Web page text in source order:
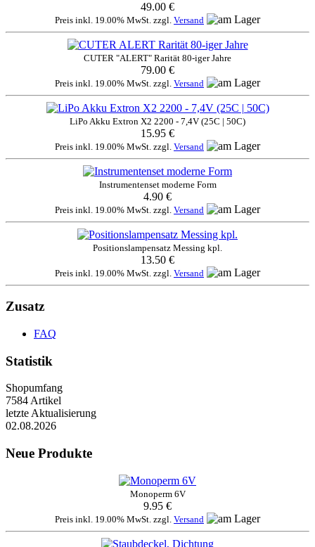
49.00 €
Preis inkl. 19.00% MwSt. zzgl. Versand
CUTER "ALERT" Rarität 80-iger Jahre
79.00 €
Preis inkl. 19.00% MwSt. zzgl. Versand
LiPo Akku Extron X2 2200 - 7,4V (25C | 50C)
15.95 €
Preis inkl. 19.00% MwSt. zzgl. Versand
Instrumentenset moderne Form
4.90 €
Preis inkl. 19.00% MwSt. zzgl. Versand
Positionslampensatz Messing kpl.
13.50 €
Preis inkl. 19.00% MwSt. zzgl. Versand
Zusatz
FAQ
Statistik
Shopumfang
7584 Artikel
letzte Aktualisierung
02.08.2026
Neue Produkte
Monoperm 6V
9.95 €
Preis inkl. 19.00% MwSt. zzgl. Versand